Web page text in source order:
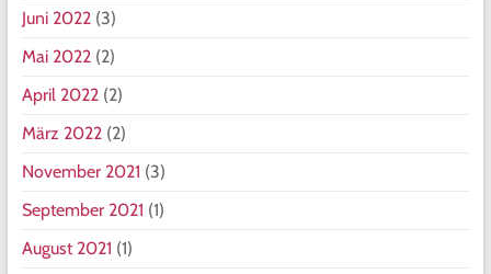
Juni 2022(3)
Mai 2022(2)
April 2022(2)
März 2022(2)
November 2021 (3)
September 2021 (1)
August 2021 (1)